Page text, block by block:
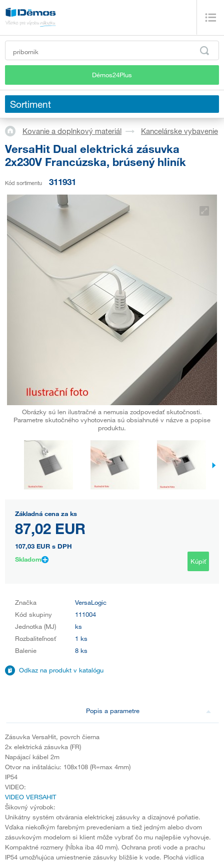
Démos24Plus
Sortiment
Kovanie a doplnkový materiál Kancelárske vybavenie
VersaHit Dual elektrická zásuvka
2x230V Francúzska, brúsený hliník
Kód sortimentu 311931
Obrázky sú len ilustračné a nemusia zodpovedať skutočnosti.
Parametre skutočného vyhotovenia sú obsiahnuté v názve a popise
produktu.
Základná cena za ks
87,02 EUR
107,03 EUR s DPH
Skladom
Kúpiť
Značka
VersaLogic
Kód skupiny
111004
Jednotka (MJ)
ks
Rozbaliteľnosť
1 ks
Balenie
8 ks
Odkaz na produkt v katalógu
Popis a parametre
Zásuvka VersaHit, povrch čierna
2x elektrická zásuvka (FR)
Napájací kábel 2m
Otvor na inštaláciu: 108x108 (R=max 4mm)
IP54
VIDEO:
VIDEO VERSAHIT
Šikovný výrobok:
Unikátny systém otvárania elektrickej zásuvky a dizajnové poňatie.
Vďaka niekoľkým farebným prevedeniam a tiež jedným alebo dvom
zásuvkovým modelom si klient môže vybrať čo mu najlepšie vyhovuje.
Kompaktné rozmery (hĺbka iba 40 mm). Ochrana proti vode a prachu
IP54 umožňujúca umiestnenie zásuvky bližšie k vode. Plochá vidlica